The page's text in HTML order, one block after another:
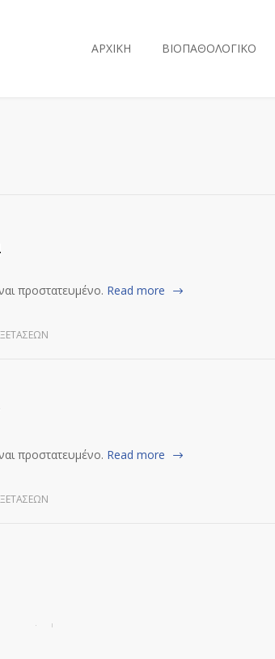
ΑΡΧΙΚΗ ΒΙΟΠΑΘΟΛΟΓΙΚΟ
προστατευμένο. Read more
προστατευμένο. Read more